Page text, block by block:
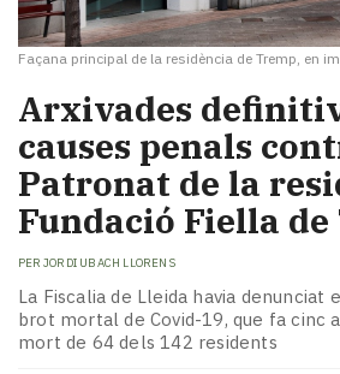
Façana principal de la residència de Tremp, en
Arxivades
causes penals
Patronat de la
Fundació Fiella
PER JORDI UBACH LLORENS
​La Fiscalia de Lleida havia
brot mortal de Covid-19, que fa cinc
mort de 64 dels 142 residents